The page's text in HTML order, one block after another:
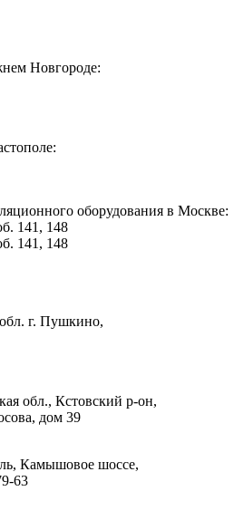
Новгороде:
оборудования в Москве:
141, 148
141, 148
г. Пушкино,
обл., Кстовский р-он,
дом 39
Камышовое шоссе,
63